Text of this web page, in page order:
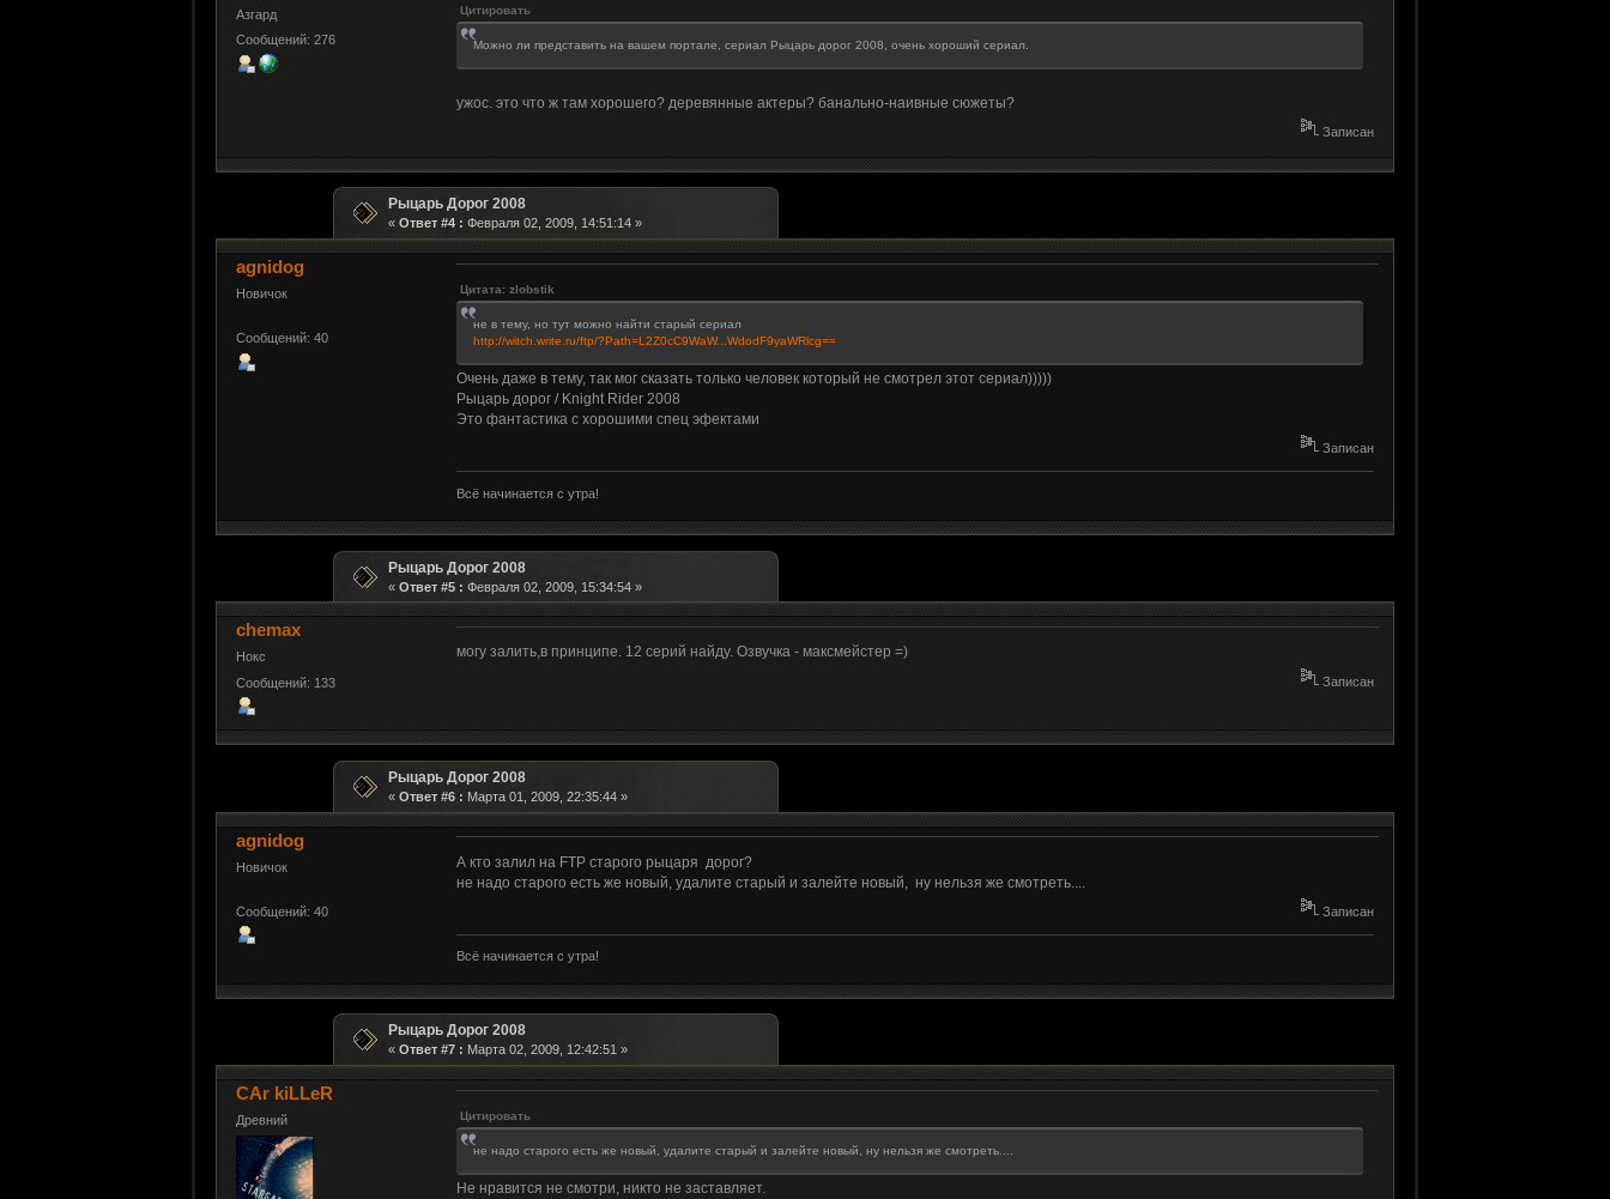
Азгард
Сообщений: 276
Цитировать
Можно ли представить на вашем портале, сериал Рыцарь дорог 2008, очень хороший сериал.
ужос. это что ж там хорошего? деревянные актеры? банально-наивные сюжеты?
Записан
Рыцарь Дорог 2008
«Ответ #4 : Февраля 02, 2009, 14:51:14 »
agnidog
Новичок
Сообщений: 40
Цитата: zlobstik
не в тему, но тут можно найти старый сериал
http://witch.write.ru/ftp/?Path=L2Z0cC9WaW...WdodF9yaWRlcg==
Очень даже в тему, так мог сказать только человек который не смотрел этот сериал)))))
Рыцарь дорог / Knight Rider 2008
Это фантастика с хорошими спец эфектами
Записан
Всё начинается с утра!
Рыцарь Дорог 2008
«Ответ #5 : Февраля 02, 2009, 15:34:54 »
chemax
Нокс
Сообщений: 133
могу залить,в принципе. 12 серий найду. Озвучка - максмейстер =)
Записан
Рыцарь Дорог 2008
«Ответ #6 : Марта 01, 2009, 22:35:44 »
agnidog
Новичок
Сообщений: 40
А кто залил на FTP старого рыцаря дорог?
не надо старого есть же новый, удалите старый и залейте новый, ну нельзя же смотреть....
Записан
Всё начинается с утра!
Рыцарь Дорог 2008
«Ответ #7 : Марта 02, 2009, 12:42:51 »
CAr kiLLeR
Древний Цитировать
не надо старого есть же новый, удалите старый и залейте новый, ну нельзя же смотреть....
Не нравится не смотри, никто не заставляет.